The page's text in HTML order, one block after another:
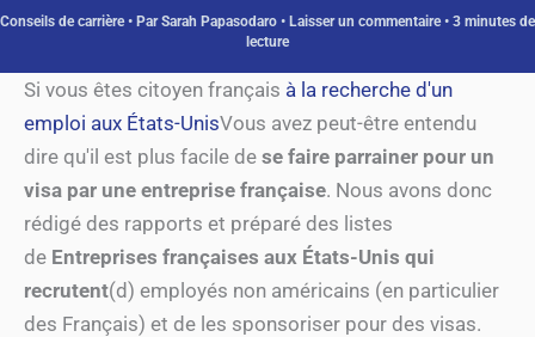
Conseils de carrière• ParSarah Papasodaro • Laisser un commentaire • 3 minutes de
lecture
Si vous êtes citoyen français à la recherche d'un
emploi aux États-UnisVous avez peut-être entendu
dire qu'il est plus facile de se faire parrainer pour un
visa par une entreprise française. Nous avons donc
rédigé des rapports et préparé des listes
de Entreprises françaises aux États-Unis qui
recrutent(d) employés non américains (en particulier
des Français) et de les sponsoriser pour des visas.